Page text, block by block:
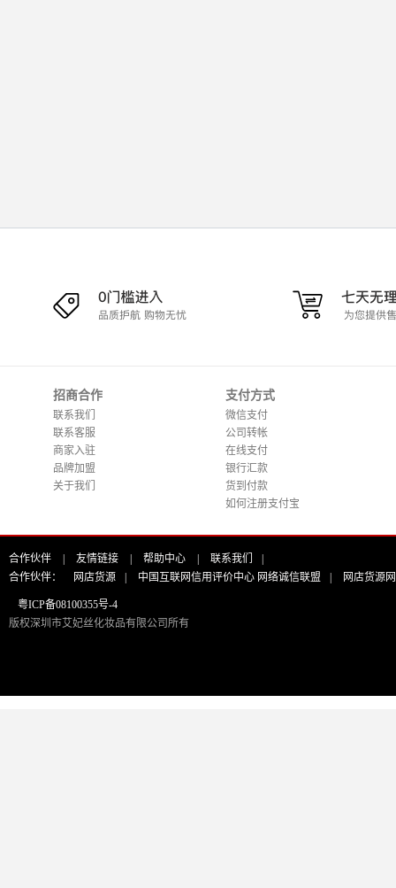
招商合作
联系我们
联系客服
商家入驻
品牌加盟
关于我们
支付方式
微信支付
公司转帐
在线支付
银行汇款
货到付款
如何注册支付宝
合作伙伴 友情链接 帮助中心 联系我们
合作伙伴：
网店货源 中国互联网信用评价中心 网络诚信联盟 网店货源网
粤ICP备08100355号-4
版权深圳市艾妃丝化妆品有限公司所有